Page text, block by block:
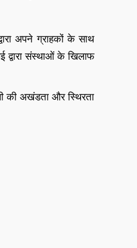
अपने ग्राहकों के साथ
द्वारा संस्थाओं के खिलाफ
की अखंडता और स्थिरता